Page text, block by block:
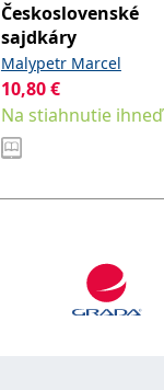
Československé
sajdkáry
Malypetr Marcel
10,80€
Na stiahnutie ihneď